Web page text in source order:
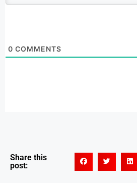
0 COMMENTS
Share this
post: